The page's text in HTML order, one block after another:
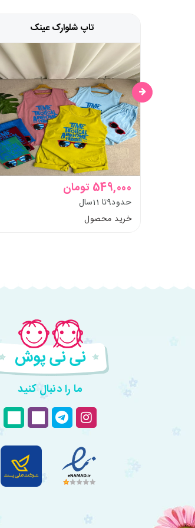
تاپ شلوارک عینک
549,000 تومان
حدود9تا 11سال
خرید محصول
ما را دنبال کنید